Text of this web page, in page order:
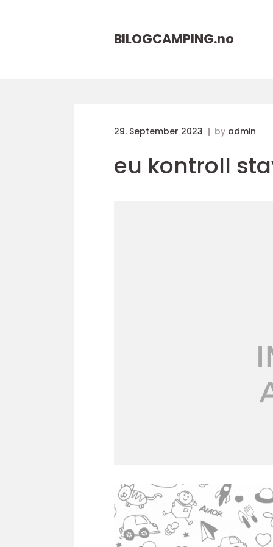
BILOGCAMPING.no
29. September 2023 by admin
eu kontroll